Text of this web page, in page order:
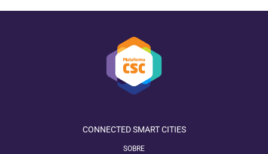
CONNECTED SMART CITIES
SOBRE